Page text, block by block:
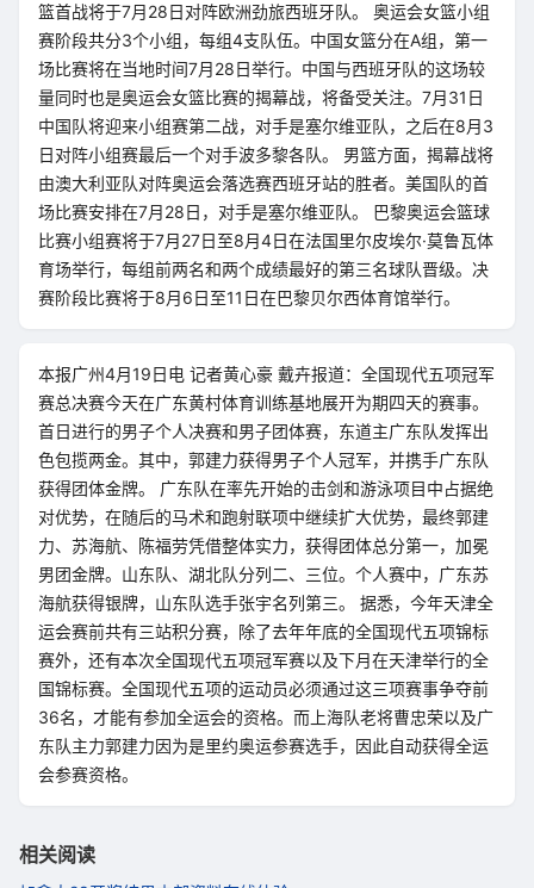
篮首战将于7月28日对阵欧洲劲旅西班牙队。 奥运会女篮小组
赛阶段共分3个小组，每组4支队伍。中国女篮分在A组，第一
场比赛将在当地时间7月28日举行。中国与西班牙队的这场较
量同时也是奥运会女篮比赛的揭幕战，将备受关注。7月31日
中国队将迎来小组赛第二战，对手是塞尔维亚队，之后在8月3
日对阵小组赛最后一个对手波多黎各队。 男篮方面，揭幕战将
由澳大利亚队对阵奥运会落选赛西班牙站的胜者。美国队的首
场比赛安排在7月28日，对手是塞尔维亚队。 巴黎奥运会篮球
比赛小组赛将于7月27日至8月4日在法国里尔皮埃尔·莫鲁瓦体
育场举行，每组前两名和两个成绩最好的第三名球队晋级。决
赛阶段比赛将于8月6日至11日在巴黎贝尔西体育馆举行。
本报广州4月19日电 记者黄心豪 戴卉报道：全国现代五项冠军
赛总决赛今天在广东黄村体育训练基地展开为期四天的赛事。
首日进行的男子个人决赛和男子团体赛，东道主广东队发挥出
色包揽两金。其中，郭建力获得男子个人冠军，并携手广东队
获得团体金牌。 广东队在率先开始的击剑和游泳项目中占据绝
对优势，在随后的马术和跑射联项中继续扩大优势，最终郭建
力、苏海航、陈福劳凭借整体实力，获得团体总分第一，加冕
男团金牌。山东队、湖北队分列二、三位。个人赛中，广东苏
海航获得银牌，山东队选手张宇名列第三。 据悉，今年天津全
运会赛前共有三站积分赛，除了去年年底的全国现代五项锦标
赛外，还有本次全国现代五项冠军赛以及下月在天津举行的全
国锦标赛。全国现代五项的运动员必须通过这三项赛事争夺前
36名，才能有参加全运会的资格。而上海队老将曹忠荣以及广
东队主力郭建力因为是里约奥运参赛选手，因此自动获得全运
会参赛资格。
相关阅读